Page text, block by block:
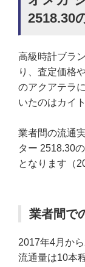
2518.30
高級時計ブラ
り、査定価格
のアクアテラ
いたのはカイ
業者間の流通
ター 2518.30
となります（
業者間で
2017年4月か
流通量は10本